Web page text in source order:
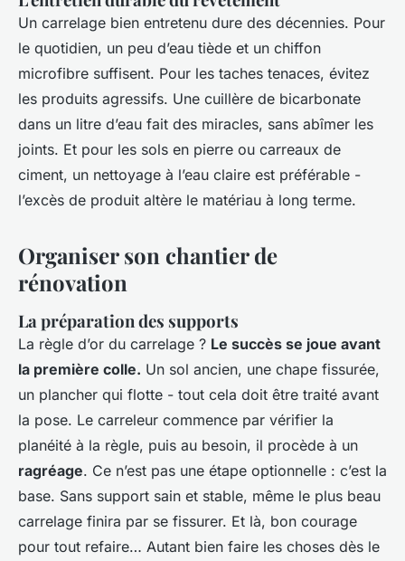
Un carrelage bien entretenu dure des décennies. Pour
le quotidien, un peu d’eau tiède et un chiffon
microfibre suffisent. Pour les taches tenaces, évitez
les produits agressifs. Une cuillère de bicarbonate
dans un litre d’eau fait des miracles, sans abîmer les
joints. Et pour les sols en pierre ou carreaux de
ciment, un nettoyage à l’eau claire est préférable -
l’excès de produit altère le matériau à long terme.
Organiser son chantier de
rénovation
La préparation des supports
La règle d’or du carrelage ? Le succès se joue avant
la première colle. Un sol ancien, une chape fissurée,
un plancher qui flotte - tout cela doit être traité avant
la pose. Le carreleur commence par vérifier la
planéité à la règle, puis au besoin, il procède à un
ragréage. Ce n’est pas une étape optionnelle : c’est la
base. Sans support sain et stable, même le plus beau
carrelage finira par se fissurer. Et là, bon courage
pour tout refaire… Autant bien faire les choses dès le